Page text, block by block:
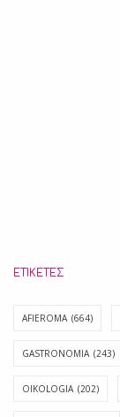
ΕΤΙΚΈΤΕΣ
AFIEROMA (664)
GASTRONOMIA (243)
OIKOLOGIA (202)